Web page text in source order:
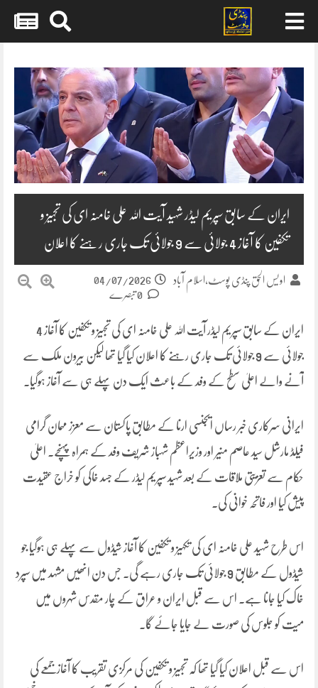
content
ایران کے سابق سپریم لیڈر شہید آیت اللہ علی خامنہ ای کی تجہیز و
تکفین کا آغاز 4 جولائی سے 9 جولائی تک جاری رہنے کا اعلان
اویس الحق پنڈی پوسٹ،اسلام آباد
04/07/2026
ایران کے سابق سپریم لیڈر آیت اللہ علی خامنہ ای کی تجہیز و تکفین کا آغاز 4
جولائی سے 9 جولائی تک جاری رہنے کا اعلان کیا گیا تھا لیکن بیرون ملک سے
آنے والے اعلیٰ سطح کے وفد کے باعث ایک دن پہلے ہی سے آغاز ہوگیا۔
ایرانی سرکاری خبر رساں ایجنسی ارنا کے مطابق پاکستان سے معزز مہمان گرامی
فیلڈ مارشل سید عاصم منیر اور وزیراعظم شہباز شریف وفد کے ہمراہ پہنچے۔ اعلیٰ
حکام سے تعزیتی ملاقات کے بعد شہید سپریم لیڈر کے جسد خاکی کو خراج عقیدت
پیش کیا اور فاتحہ خوانی کی۔
اس طرح شہید علی خامنہ ای کی تکہیز و تکفین کا آغاز شیڈول سے پہلے ہی ہوگیا جو
شیڈول کے مطابق 9 جولائی تک جاری رہے گی۔ جس دن انھیں مشہد میں سپرد
خاک کیا جانا ہے۔ اس سے قبل ایران و عراق کے چار مقدس شہروں میں
میت کو جلوس کی صورت لے جایا جائے گا۔
اس سے قبل اعلان کیا گیا تھا کہ تجہیز و تکفین کی مرکزی تقریب کا آغاز جمعے کی